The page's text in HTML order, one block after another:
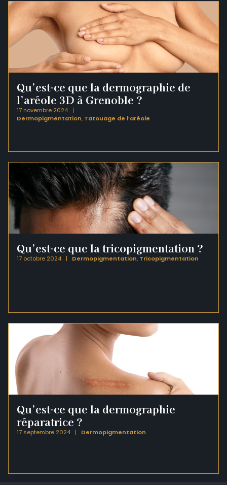
Qu’est-ce que la dermographie de
l’aréole 3D à Grenoble ?
17 novembre 2024
Dermopigmentation, Tatouage de l’aréole
Qu’est-ce que la tricopigmentation ?
17 octobre 2024 Dermopigmentation, Tricopigmentation
Qu’est-ce que la dermographie
réparatrice ?
17 septembre 2024 Dermopigmentation